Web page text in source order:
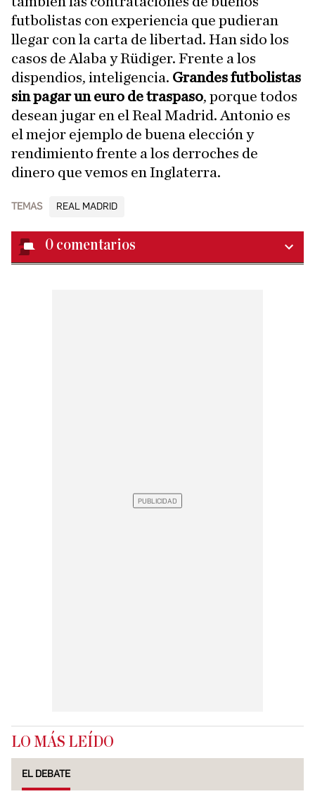
futbolistas con experiencia que pudieran
llegar con la carta de libertad. Han sido los
casos de Alaba y Rüdiger. Frente a los
dispendios, inteligencia. Grandes futbolistas
sin pagar un euro de traspaso, porque todos
desean jugar en el Real Madrid. Antonio es
el mejor ejemplo de buena elección y
rendimiento frente a los derroches de
dinero que vemos en Inglaterra.
TEMAS REAL MADRID
0 comentarios
LO MÁS LEÍDO
EL DEBATE